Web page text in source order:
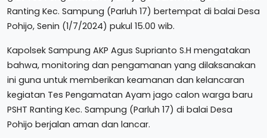
Ranting Kec. Sampung (Parluh 17) bertempat di balai Desa
Pohijo, Senin (1/7/2024) pukul 15.00 wib.
Kapolsek Sampung AKP Agus Suprianto S.H mengatakan
bahwa, monitoring dan pengamanan yang dilaksanakan
ini guna untuk memberikan keamanan dan kelancaran
kegiatan Tes Pengamatan Ayam jago calon warga baru
PSHT Ranting Kec. Sampung (Parluh 17) di balai Desa
Pohijo berjalan aman dan lancar.